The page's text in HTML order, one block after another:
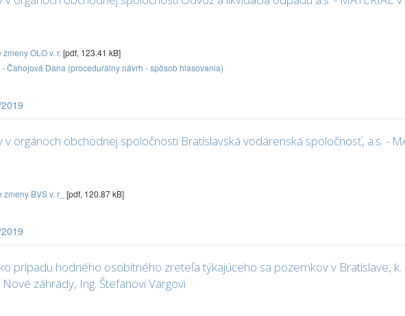
OLO v. r. [pdf, 123.41 kB]
Čahojová Dana (procedurálny návrh - spôsob hlasovania)
v orgánoch obchodnej spoločnosti Bratislavská vodárenská spoločnosť, a.s. -
BVS v. r_ [pdf, 120.87 kB]
prípadu hodného osobitného zreteľa týkajúceho sa pozemkov v Bratislave, k.
záhrady, Ing. Štefanovi Vargovi